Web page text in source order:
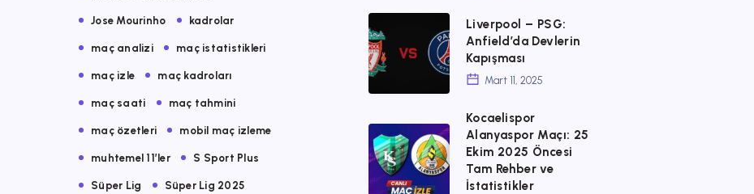
Jose Mourinho kadrolar
maç analizi maç istatistikleri
maç izle maç kadroları
maç saati maç tahmini
maç özetleri mobil maç izleme
muhtemel 11’ler S Sport Plus
Süper Lig Süper Lig 2025
Rehberi
İzle
ŞİFRESİZ
Donmadan
İzle,
24
Yayını
Var
Liverpool
–
PSG:
Anfield’da
Devlerin
Kapışması
Liverpool – PSG:
Anfield’da Devlerin
Kapışması
Mart 11, 2025
Kocaelispor
Alanyaspor
Maçı:
Kocaelispor
Alanyaspor Maçı: 25
Ekim 2025 Öncesi
Tam Rehber ve
İstatistikler